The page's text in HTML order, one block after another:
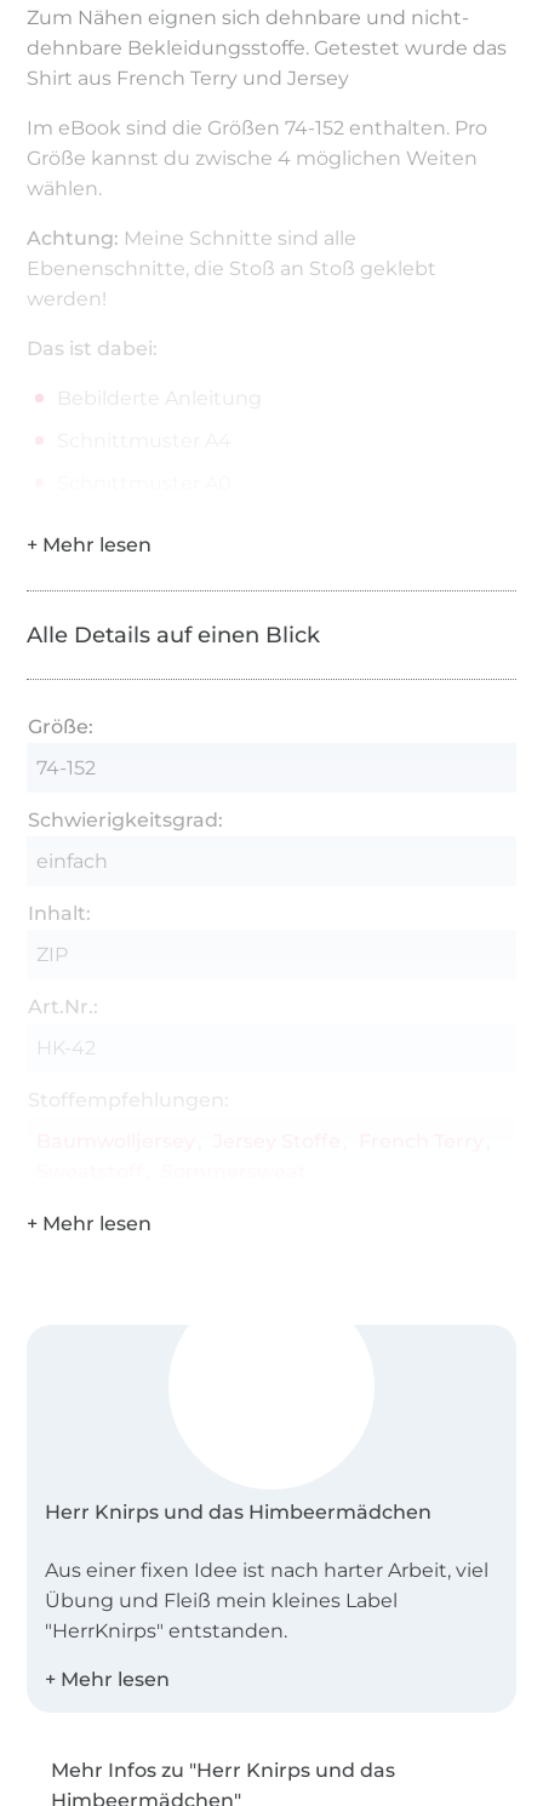
Zum Nähen eignen sich dehnbare und nicht-
dehnbare Bekleidungsstoffe. Getestet wurde das
Shirt aus French Terry und Jersey
Im eBook sind die Größen 74-152 enthalten. Pro
Größe kannst du zwische 4 möglichen Weiten
wählen.
Achtung: Meine Schnitte sind alle
Ebenenschnitte, die Stoß an Stoß geklebt
werden!
Das ist dabei:
Bebilderte Anleitung
Alle Details auf einen Blick
Größe:
74-152
Schwierigkeitsgrad:
einfach
Inhalt:
ZIP
Art.Nr.:
HK-42
Stoffempfehlungen:
Herr Knirps und das Himbeermädchen
Aus einer fixen Idee ist nach harter Arbeit, viel
Übung und Fleiß mein kleines Label
"HerrKnirps" entstanden.
Herr Knirps ist für mich die ideale Basis einen
Inspiration und Motivation war von Anfang an
Mehr Infos zu "Herr Knirps und das
Himbeermädchen"